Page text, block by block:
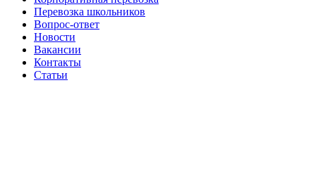
Перевозка школьников
Вопрос-ответ
Новости
Вакансии
Контакты
Статьи